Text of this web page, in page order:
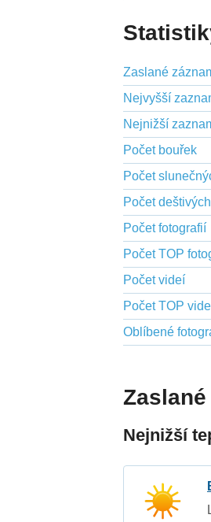
Zaslané
Nejvyšší
Nejnižší
Počet bouřek
Počet
Počet
Počet fotografií
Počet TOP
Počet videí
Počet TOP
Oblíbené
Nejnižší